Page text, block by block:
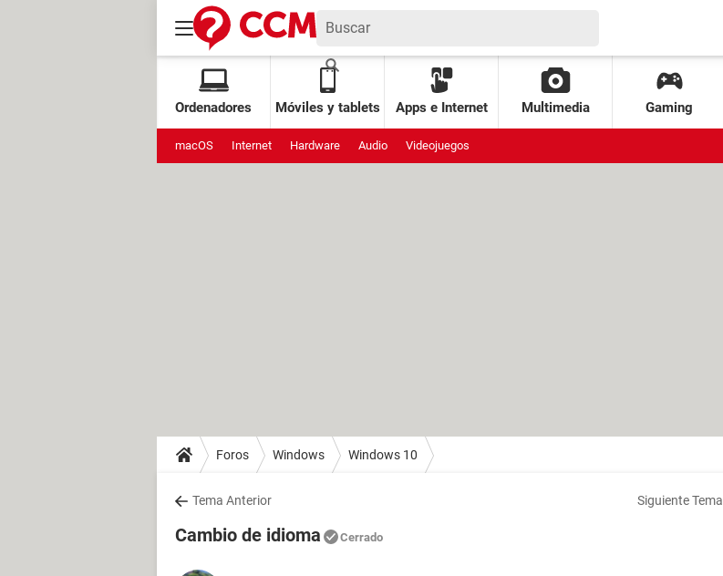
Ordenadores Móviles y tablets Apps e Internet Multimedia Gaming
macOS Internet Hardware Audio Videojuegos
Foros Windows Windows 10
Tema Anterior Siguiente Tema
Cambio de idioma Cerrado